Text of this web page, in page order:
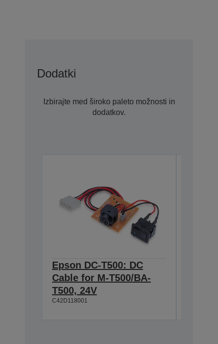
Dodatki
Izbirajte med široko paleto možnosti in
dodatkov.
Epson DC-T500: DC
Cable for M-T500/BA-
T500, 24V
C42D118001